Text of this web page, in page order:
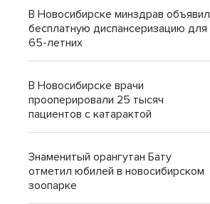
В Новосибирске минздрав объявил
бесплатную диспансеризацию для
65-летних
В Новосибирске врачи
прооперировали 25 тысяч
пациентов с катарактой
Знаменитый орангутан Бату
отметил юбилей в новосибирском
зоопарке